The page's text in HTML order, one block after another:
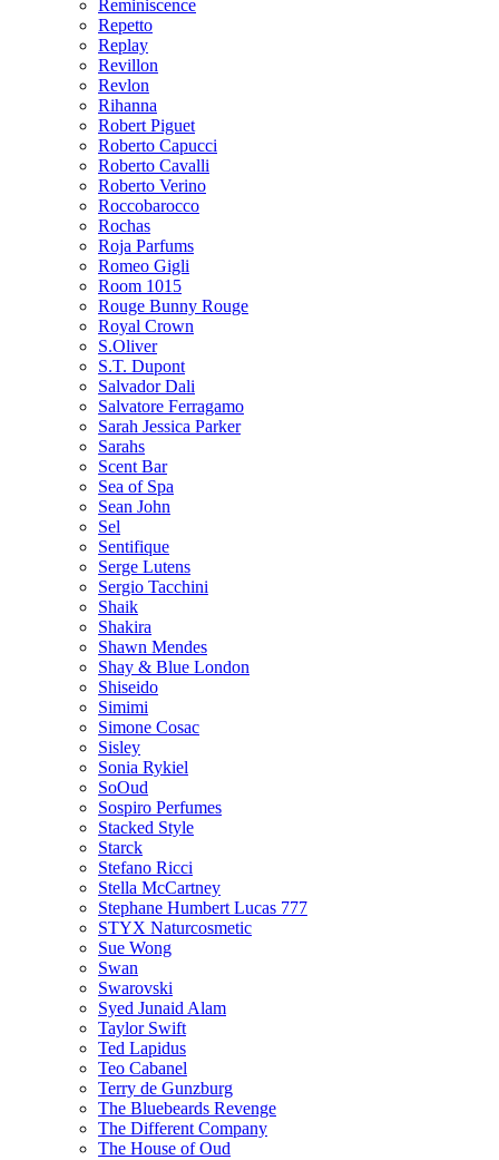
Reminiscence
Repetto
Replay
Revillon
Revlon
Rihanna
Robert Piguet
Roberto Capucci
Roberto Cavalli
Roberto Verino
Roccobarocco
Rochas
Roja Parfums
Romeo Gigli
Room 1015
Rouge Bunny Rouge
Royal Crown
S.Oliver
S.T. Dupont
Salvador Dali
Salvatore Ferragamo
Sarah Jessica Parker
Sarahs
Scent Bar
Sea of Spa
Sean John
Sel
Sentifique
Serge Lutens
Sergio Tacchini
Shaik
Shakira
Shawn Mendes
Shay & Blue London
Shiseido
Simimi
Simone Cosac
Sisley
Sonia Rykiel
SoOud
Sospiro Perfumes
Stacked Style
Starck
Stefano Ricci
Stella McCartney
Stephane Humbert Lucas 777
STYX Naturсosmetic
Sue Wong
Swan
Swarovski
Syed Junaid Alam
Taylor Swift
Ted Lapidus
Teo Cabanel
Terry de Gunzburg
The Bluebeards Revenge
The Different Company
The House of Oud